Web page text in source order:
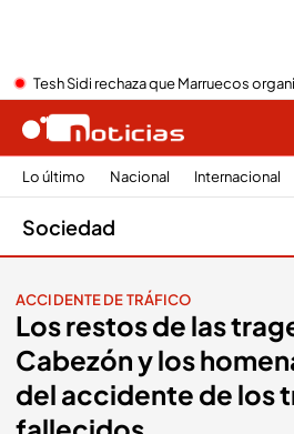
Tesh Sidi rechaza que Marruecos
Lo último Nacional Internacional
Sociedad
ACCIDENTE DE TRÁFICO
Los restos de las
Cabezón y los
del accidente de los